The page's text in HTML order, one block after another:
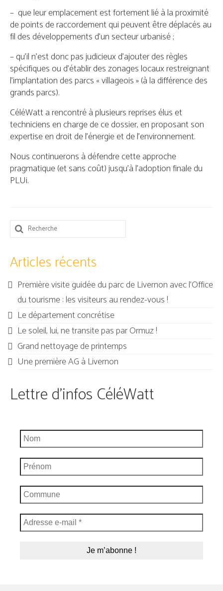
– que leur emplacement est fortement lié à la proximité
de points de raccordement qui peuvent être déplacés au
fil des développements d’un secteur urbanisé ;
– qu’il n’est donc pas judicieux d’ajouter des règles
spécifiques ou d’établir des zonages locaux restreignant
l’implantation des parcs « villageois » (à la différence des
grands parcs).
CéléWatt a rencontré à plusieurs reprises élus et
techniciens en charge de ce dossier, en proposant son
expertise en droit de l’énergie et de l’environnement.
Nous continuerons à défendre cette approche
pragmatique (et sans coût) jusqu’à l’adoption finale du
PLUi.
Rechercher
:
Articles récents
Première visite guidée du parc de Livernon avec l’Office
du tourisme : les visiteurs au rendez-vous !
Le département concrétise
Le soleil, lui, ne transite pas par Ormuz !
Grand nettoyage de printemps
Une première AG à Livernon
Lettre d'infos CéléWatt